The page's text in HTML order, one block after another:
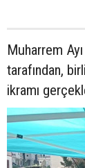
Muharrem
tarafından,
ikramı